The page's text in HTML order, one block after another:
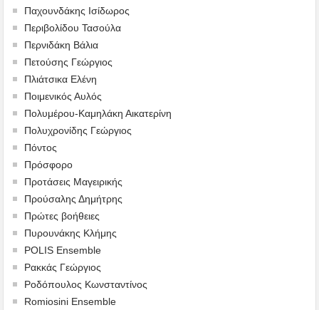
Παχουνδάκης Ισίδωρος
Περιβολίδου Τασούλα
Περνιδάκη Βάλια
Πετούσης Γεώργιος
Πλιάτσικα Ελένη
Ποιμενικός Αυλός
Πολυμέρου-Καμηλάκη Αικατερίνη
Πολυχρονίδης Γεώργιος
Πόντος
Πρόσφορο
Προτάσεις Μαγειρικής
Προύσαλης Δημήτρης
Πρώτες βοήθειες
Πυρουνάκης Κλήμης
POLIS Ensemble
Ρακκάς Γεώργιος
Ροδόπουλος Κωνσταντίνος
Romiosini Ensemble